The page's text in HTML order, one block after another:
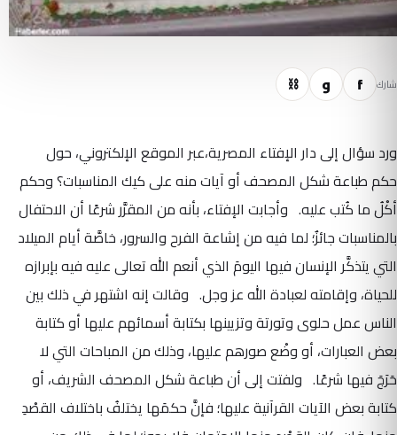
شارك f و ⛓
ورد سؤال إلى دار الإفتاء المصرية،عبر الموقع الإلكتروني، حول
حكم طباعة شكل المصحف أو آيات منه على كيك المناسبات؟ وحكم
أكْلُ ما كُتب عليه. وأجابت الإفتاء، بأنه من المقرَّر شرعًا أن الاحتفال
بالمناسبات جائزٌ؛ لما فيه من إشاعة الفرح والسرور، خاصَّة أيام الميلاد
التي يتذكَّر الإنسان فيها اليومَ الذي أنعم الله تعالى عليه فيه بإبرازه
للحياة، وإقامته لعبادة الله عز وجل. وقالت إنه اشتهر في ذلك بين
الناس عمل حلوى وتورتة وتزيينها بكتابة أسمائهم عليها أو كتابة
بعض العبارات، أو وضْع صورهم عليها، وذلك من المباحات التي لا
حَرَجَ فيها شرعًا. ولفتت إلى أن طباعة شكل المصحف الشريف، أو
كتابة بعض الآيات القرآنية عليها؛ فإنَّ حكمَها يختلفُ باختلاف القصْدِ